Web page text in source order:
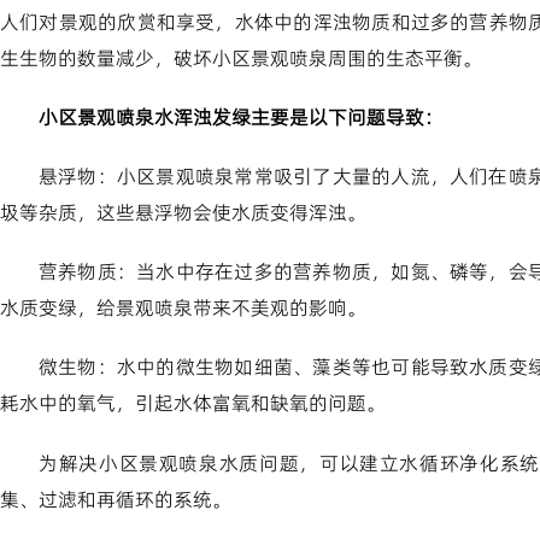
人们对景观的欣赏和享受，水体中的浑浊物质和过多的营养
生生物的数量减少，破坏小区景观喷泉周围的生态平衡。
小区景观喷泉水浑浊发绿主要是以下问题导致：
悬浮物：小区景观喷泉常常吸引了大量的人流，人们在
圾等杂质，这些悬浮物会使水质变得浑浊。
营养物质：当水中存在过多的营养物质，如氮、磷等，
水质变绿，给景观喷泉带来不美观的影响。
微生物：水中的微生物如细菌、藻类等也可能导致水质
耗水中的氧气，引起水体富氧和缺氧的问题。
为解决小区景观喷泉水质问题，可以建立水循环净化系
集、过滤和再循环的系统。